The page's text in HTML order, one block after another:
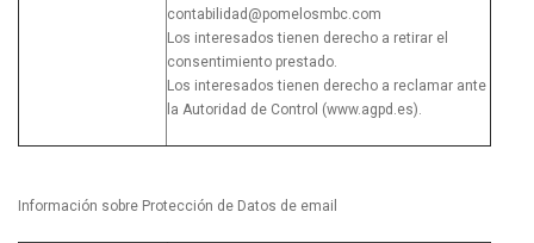
contabilidad@pomelosmbc.com
Los interesados tienen derecho a retirar el
consentimiento prestado.
Los interesados tienen derecho a reclamar ante
la Autoridad de Control (www.agpd.es).
Información sobre Protección de Datos de email